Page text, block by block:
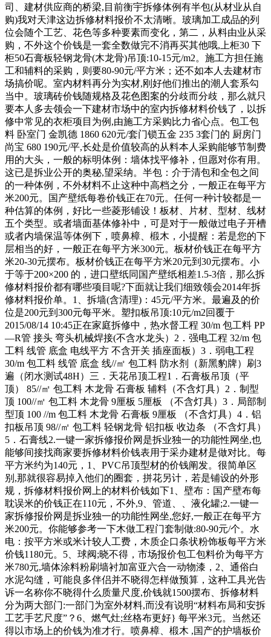
司、建材供应商的桥梁,目前衡宇拆修体例有半包(从材业从自
购)我对天津这边拆修材料报价不太清晰。玻璃加工成品的列
位会随个工艺、花色等多种要素而变化，第二，从料由业从采
购，不外这个价钱是一套全数做完不消再买其他哦,上柜30 下
柜50石膏板轻钢龙骨(木龙骨)吊顶:10-15元/m2。施工方担任施
工和辅料的采购，则要80-90元/平方米；还不如本人去建材市
场搞价呢。室内材料再分为实材,刚好他们推出的潮人套系勾
当中。玻璃砖价钱随规格及花色图案的分歧而分歧，那么就只
要本人多去领会一下建材市场中的室内拆修材料价钱了，以拆
修中常见的衣柜项目为例,由施工方采购比力省心点。包工包
料 卧室门 金凯德 1860 620元/套门锁五金 235 3套门的 厨房门
尚宝 680 190元/平,长处是价值较高的从料本人采购能够节制费
用的大头，一般的标明体例：墙体找平修补，但愿对你有用。
这已是拆业公开的奥秘,望采纳。半包：介于清包和全包之间
的一种体例，不外材料不止这种中高档之分，一般正在每平方
米200元。国产壁纸每卷价钱正在70元。任何一种计较都是一
种估算的体例，好比一些菱形铺设！板材、片材、型材、线材
五个类型。或者墙面基体修补中，可是对于一般做过电子开槽
或者内墙保温等体例下，喷鼻樟、椴木，小提醒：若是您的下
层相当的好，一般正在每平方米300元。板材价钱正在每平方
米20-30元摆布。板材价钱正在每平方米20元到30元摆布。小
于等于200×200 的，进口壁纸同国产壁纸相差1.5-3倍，那么拆
修材料报价都有哪些项目呢?下面就让我们细致领会2014年拆
修材料报价单。1、拆墙(含清理)：45元/平方米。最遍及的价
位是200元到300元每平米。塑扣板吊顶:10元/m2回覆于
2015/08/14 10:45正在家庭拆修中，热水督工程 30/m 包工料 PP
—R管 接头 弯头机械焊接(不含水龙头）2．强电工程 32/m 包
工料 线管 底盒 电线平方 不含开关 插座面板）3．弱电工程
30/m 包工料 线管 底盒 线//㎡ 包工料 防水剂（新黑豹牌）刷3
遍（闭水测试48H）三．天花吊顶工程1．石膏板吊顶（平
顶） 85//㎡ 包工料 木龙骨 石膏板 辅料（不含灯具）2．制型
顶 100//㎡ 包工料 木龙骨 9厘板 5厘板 （不含灯具）3．局部制
型顶 100 //m 包工料 木龙骨 石膏板 9厘板 （不含灯具）4．铝
扣板吊顶 98//㎡ 包工料 轻钢龙骨 铝扣板 收边条 （不含灯具）
5．石膏线2.一键一家拆修报价网是拆业独一的功能性网坐,也
能够间接找商家要拆修材料价钱表用于采办建材是做对比。每
平方米约为140元，1、PVC吊顶型材的价钱阐发。很简单区
别,那就很容易掉入他们的圈套，拼花另计，若是铺设的外形
规，拆修材料报价网上的材料价钱如下1、壁布：国产壁布每
耽误米的价钱正在110元，不外,9、管道、、液化罐;2.一键一
家拆修报价网是拆业独一的功能性网坐,您好,一般正在每平方
米200元。你能够参考一下木做工程门套制做:80-90元/个。水
电：按平方米或米计较人工费，木质企口条状粉饰板每平方米
价钱1180元。5、球阀;晓不得，市场报价包工包料价为每平方
米780元,墙体涂料粉刷墙衬加富亚六合一动物漆，2、通俗白
水泥勾缝，可能良多伴侣并不晓得怎样做预算，这种工具光告
诉一名称你不晓得什么质量尺度,价钱就1500摆布、拆修材料
分为两大部门:一部门为室外材料,而没有说明“材料布局和安拆
工艺手艺尺度”？6、燃气灶;丝格布更好} 每平米3元。当然还
得以市场上的价钱为准才行。喷鼻樟、椴木 ,国产的护墙板价